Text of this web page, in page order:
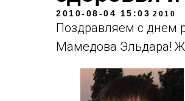
2010-08-04 15:03 2010
Поздравляем с днем
Мамедова Эльдара!